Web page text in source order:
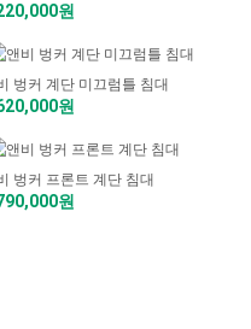
원
벙커 계단 미끄럼틀 침대
원
벙커 프론트 계단 침대
원